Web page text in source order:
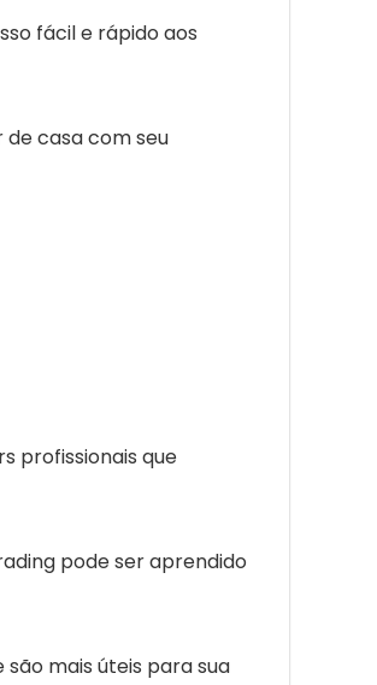
fácil e rápido aos
de casa com seu
profissionais que
pode ser aprendido
mais úteis para sua